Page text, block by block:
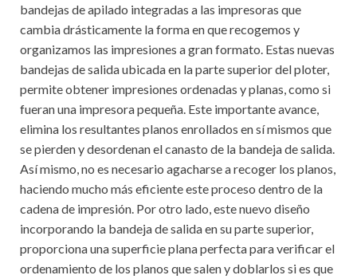
bandejas de apilado integradas a las impresoras que
cambia drásticamente la forma en que recogemos y
organizamos las impresiones a gran formato. Estas nuevas
bandejas de salida ubicada en la parte superior del ploter,
permite obtener impresiones ordenadas y planas, como si
fueran una impresora pequeña. Este importante avance,
elimina los resultantes planos enrollados en sí mismos que
se pierden y desordenan el canasto de la bandeja de salida.
Así mismo, no es necesario agacharse a recoger los planos,
haciendo mucho más eficiente este proceso dentro de la
cadena de impresión. Por otro lado, este nuevo diseño
incorporando la bandeja de salida en su parte superior,
proporciona una superficie plana perfecta para verificar el
ordenamiento de los planos que salen y doblarlos si es que